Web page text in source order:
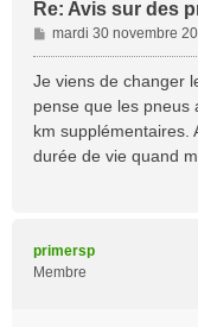
Re: Avis sur des
M
e
s
a
g
e
mardi 30 novembre
Je viens de changer
pense que les pneus
km supplémentaires.
durée de vie quand
primersp
Membre